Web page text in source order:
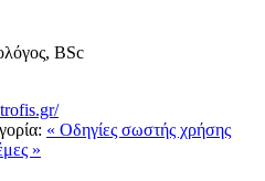
ΒSc
« Οδηγίες σωστής χρήσης
»